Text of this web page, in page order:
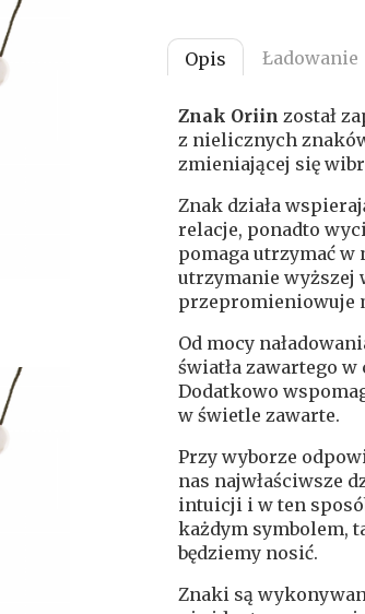
Opis Ładowanie
Znak Oriin został
z nielicznych
zmieniającej się
Znak działa
relacje, ponadto
pomaga utrzymać w
utrzymanie wyższej
przepromieniowuje
Od mocy
światła zawartego
Dodatkowo
w świetle zawarte.
Przy wyborze
nas najwłaściwsze
intuicji i w ten
każdym symbolem,
będziemy nosić.
Znaki są